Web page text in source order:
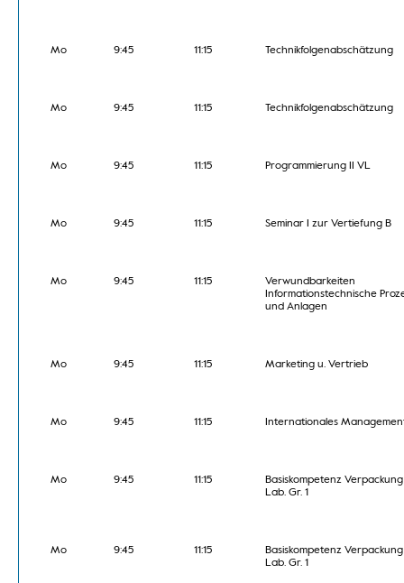
Mo 9:45 11:15 Technikfolgenabschätzung
Mo 9:45 11:15 Technikfolgenabschätzung
Mo 9:45 11:15 Programmierung II VL
Mo 9:45 11:15 Seminar I zur Vertiefung B
Mo 9:45 11:15
Verwundbarkeiten
Informationstechnische
und Anlagen
Mo 9:45 11:15 Marketing u. Vertrieb
Mo 9:45 11:15 Internationales
Mo 9:45 11:15
Basiskompetenz Verpackung
Lab. Gr. 1
Mo 9:45 11:15
Basiskompetenz Verpackung
Lab. Gr. 1